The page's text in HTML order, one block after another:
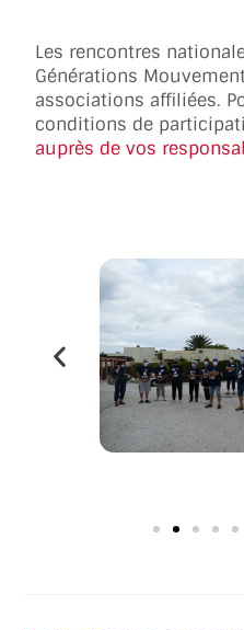
Les rencontres
Générations
associations affiliées.
conditions de
auprès de vos